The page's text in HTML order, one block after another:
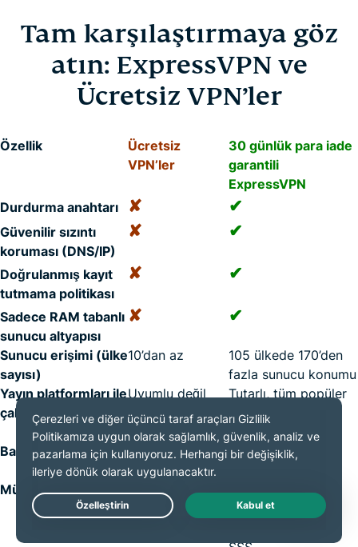
Tam karşılaştırmaya göz
atın: ExpressVPN ve
Ücretsiz VPN’ler
Özellik
Ücretsiz
VPN’ler
30 günlük para iade
garantili
ExpressVPN
Durdurma anahtarı
✘ ✔
Güvenilir sızıntı
koruması (DNS/IP)
✘ ✔
Doğrulanmış kayıt
tutmama politikası
✘ ✔
Sadece RAM tabanlı
sunucu altyapısı
✘ ✔
Sunucu erişimi (ülke
sayısı)
10’dan az
105 ülkede 170’den
fazla sunucu konumu
Yayın platformları ile
çalışma
Uyumlu değil
veya kararsız
Tutarlı, tüm popüler
platformlar için
optimize edilmiş
Bant genişliği limiti
Ayda 10Gb veya
altı
Sınırsız
Müşteri hizmetleri
Destek yok,
yalnızca SSS
7/24 canlı sohbet,
birden fazla dil
Live Chat